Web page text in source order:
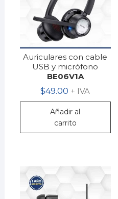
Auriculares con cable
USB y micrófono
BE06V1A
$49.00 + IVA
Añadir al
carrito